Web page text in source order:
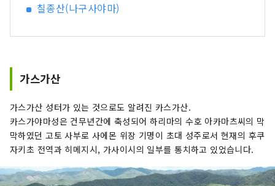
칠종산(나구사야마)
가스가산
가스가산 성터가 있는 것으로도 알려진 카스가산.
카스가야마성은 건무년간에 축성되어 하리마의 수호 아카마츠씨의 막
막하였던 고토 사부로 사에몬 위장 기명이 초대 성주로서 현재의 후쿠
자키초 전역과 히메지시, 가사이시의 일부를 통치하고 있었습니다.